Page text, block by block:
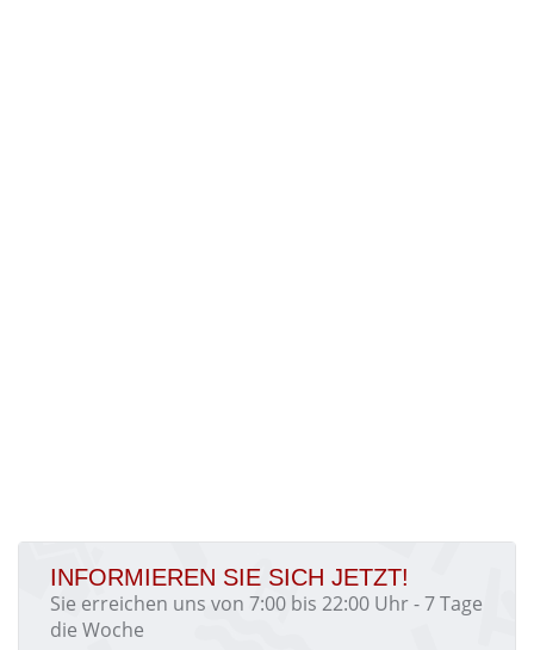
INFORMIEREN SIE SICH JETZT!
Sie erreichen uns von 7:00 bis 22:00 Uhr - 7 Tage
die Woche